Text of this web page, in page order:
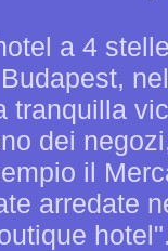
a 4
tranquilla
dei
il
arredate